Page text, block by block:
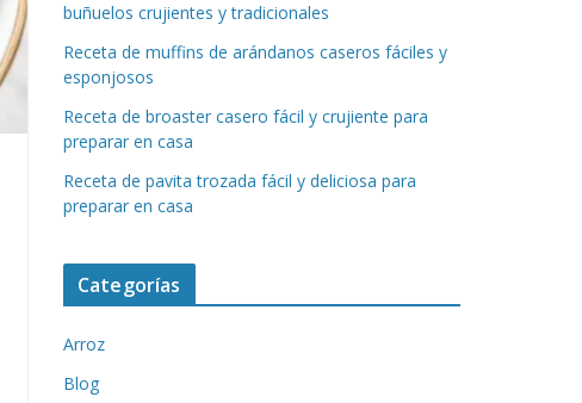
buñuelos crujientes y tradicionales
Receta de muffins de arándanos caseros fáciles y
esponjosos
Receta de broaster casero fácil y crujiente para
preparar en casa
Receta de pavita trozada fácil y deliciosa para
preparar en casa
Categorías
Arroz
Blog